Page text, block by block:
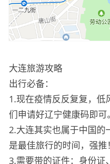
大连旅游攻略
出行必备：
1.现在疫情反反复复，
们申请好辽宁健康码即可。
2.大连其实也属于中国的
是最佳旅行的时间，强推！
3.需要带的证件：身份证